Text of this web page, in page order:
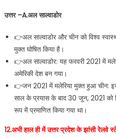
उत्तर –A.अल साल्वाडोर
👉अल साल्वाडोर और चीन को विश्व
मुक्त घोषित किया है।
👉अल साल्वाडोर: यह फरवरी 2021 में
अमेरिकी देश बन गया।
👉जन 2021 में मलेरिया मुक्त हुआ चीन:
साल के प्रयास के बाद 30 जून, 2021 को
रूप में प्रमाणित किया गया था।
12.अभी हाल ही में उत्तर प्रदेश के झांसी रेलवे